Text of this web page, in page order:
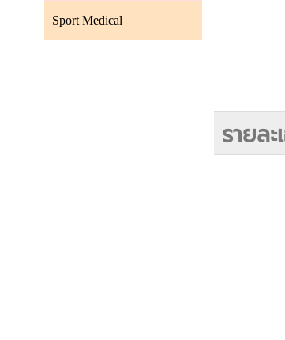
Sport Medical
รายล